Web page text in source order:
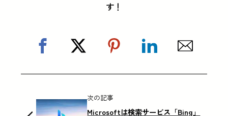
す！
次の記事
Microsoftは検索サービス「Bing」